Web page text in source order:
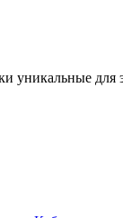
уникальные для